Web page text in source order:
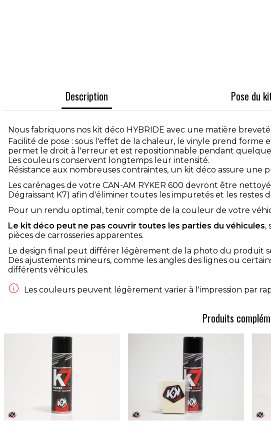
Description Pose du
Nous fabriquons nos kit déco HYBRIDE avec une matière
Facilité de pose : sous l'effet de la chaleur, le vinyle prend forme
permet le droit à l'erreur et est repositionnable pendant
Les couleurs conservent longtemps leur intensité.
Résistance aux nombreuses contraintes, un kit déco assure une
Les carénages de votre CAN-AM RYKER 600 devront être
Dégraissant K7) afin d'éliminer toutes les impuretés et les restes
Pour un rendu optimal, tenir compte de la couleur de votre
Le kit déco peut ne pas couvrir toutes les parties du véhicules,
pièces de carrosseries apparentes.
Le design final peut différer légèrement de la photo du produit
Des ajustements mineurs, comme les angles des lignes ou
différents véhicules.
 Les couleurs peuvent légèrement varier à l'impression par
Produits